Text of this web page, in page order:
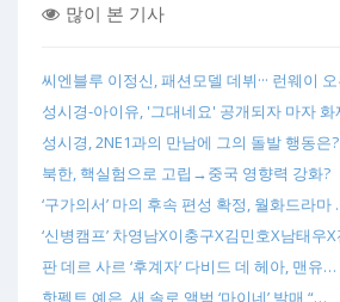
많이 본 기사
씨엔블루 이정신, 패션모델 데뷔··· 런웨이
성시경-아이유, '그대네요' 공개되자 마자 화
성시경, 2NE1과의 만남에 그의 돌발 행동은?
북한, 핵실험으로 고립→중국 영향력 강화?
‘구가의서’ 마의 후속 편성 확정, 월화드라마
‘신병캠프’ 차영남X이충구X김민호X남태우
판 데르 사르 ‘후계자’ 다비드 데 헤아, 맨유…
핫펠트 예은, 새 솔로 앨범 ‘마이네’ 발매 “…